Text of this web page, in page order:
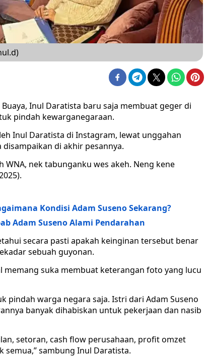
Inul Daratista baru saja membuat geger di
pindah kewarganegaraan.
Inul Daratista di Instagram, lewat unggahan
di akhir pesannya.
WNA, nek tabunganku wes akeh. Neng kene
Kondisi Adam Suseno Sekarang?
Adam Suseno Alami Pendarahan
secara pasti apakah keinginan tersebut benar
sebuah guyonan.
suka membuat keterangan foto yang lucu
pindah warga negara saja. Istri dari Adam Suseno
banyak dihabiskan untuk pekerjaan dan nasib
setoran, cash flow perusahaan, profit omzet
semua,” sambung Inul Daratista.